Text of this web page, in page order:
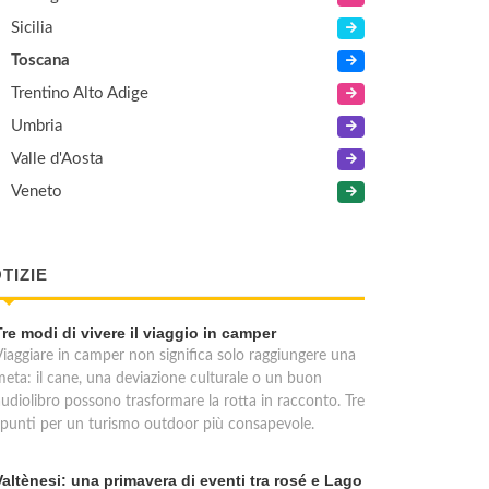
Sicilia
Toscana
Trentino Alto Adige
Umbria
Valle d'Aosta
Veneto
modi di vivere il viaggio in camper
in camper non significa solo raggiungere una
il cane, una deviazione culturale o un buon
possono trasformare la rotta in racconto. Tre
per un turismo outdoor più consapevole.
una primavera di eventi tra rosé e Lago